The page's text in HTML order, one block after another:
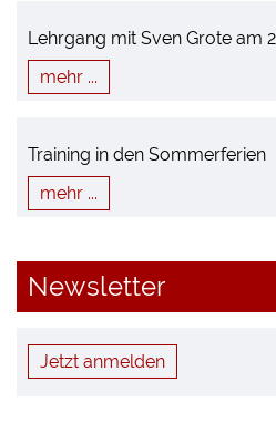
Lehrgang mit Sven Grote am
mehr ...
Training in den Sommerferien
mehr ...
Newsletter
Jetzt anmelden